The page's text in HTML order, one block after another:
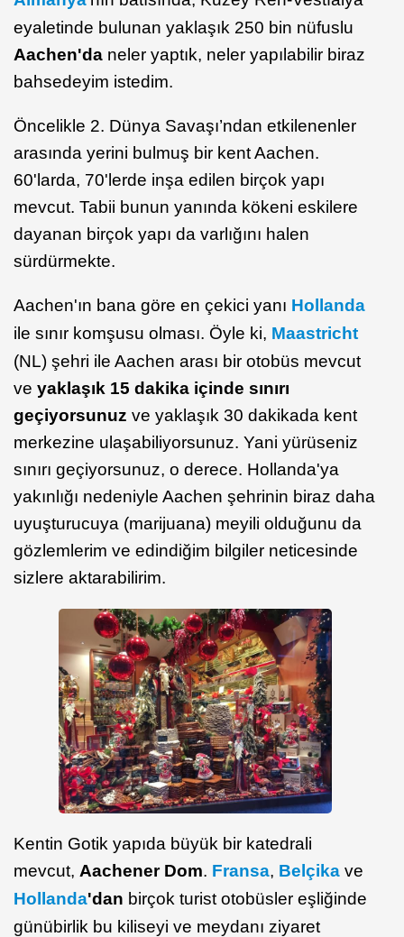
eyaletinde bulunan yaklaşık 250 bin nüfuslu
Aachen'da neler yaptık, neler yapılabilir biraz
bahsedeyim istedim.
Öncelikle 2. Dünya Savaşı’ndan etkilenenler
arasında yerini bulmuş bir kent Aachen.
60'larda, 70'lerde inşa edilen birçok yapı
mevcut. Tabii bunun yanında kökeni eskilere
dayanan birçok yapı da varlığını halen
sürdürmekte.
Aachen'ın bana göre en çekici yanı Hollanda
ile sınır komşusu olması. Öyle ki, Maastricht
(NL) şehri ile Aachen arası bir otobüs mevcut
ve yaklaşık 15 dakika içinde sınırı
geçiyorsunuz ve yaklaşık 30 dakikada kent
merkezine ulaşabiliyorsunuz. Yani yürüseniz
sınırı geçiyorsunuz, o derece. Hollanda'ya
yakınlığı nedeniyle Aachen şehrinin biraz daha
uyuşturucuya (marijuana) meyili olduğunu da
gözlemlerim ve edindiğim bilgiler neticesinde
sizlere aktarabilirim.
Kentin Gotik yapıda büyük bir katedrali
mevcut, Aachener Dom. Fransa, Belçika ve
Hollanda'dan birçok turist otobüsler eşliğinde
günübirlik bu kiliseyi ve meydanı ziyaret